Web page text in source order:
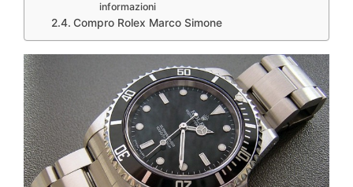
informazioni
Compro Rolex Marco Simone